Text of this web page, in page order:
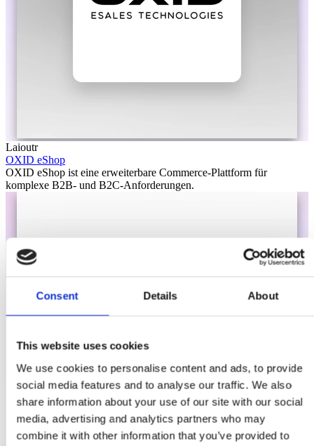
Consent Details About
This website uses cookies
We use cookies to personalise content and ads, to provide
social media features and to analyse our traffic. We also
share information about your use of our site with our social
media, advertising and analytics partners who may
combine it with other information that you’ve provided to
Laioutr
OXID eShop
OXID eShop ist eine erweiterbare Commerce-Plattform für
komplexe B2B- und B2C-Anforderungen.